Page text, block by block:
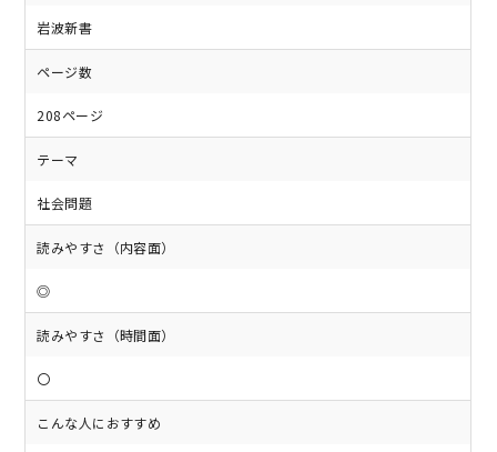
岩波新書
ページ数
208ページ
テーマ
社会問題
読みやすさ（内容面）
◎
読みやすさ（時間面）
〇
こんな人におすすめ